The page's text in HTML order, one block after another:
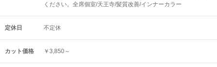
ください。全席個室/天王寺/髪質改善/インナーカラー
定休日 不定休
カット価格 ￥3,850～